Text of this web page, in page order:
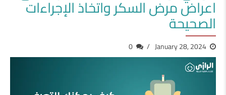
اعراض مرض السكر واتخاذ الإجراءات
الصحيحة
January 28, 2024
0